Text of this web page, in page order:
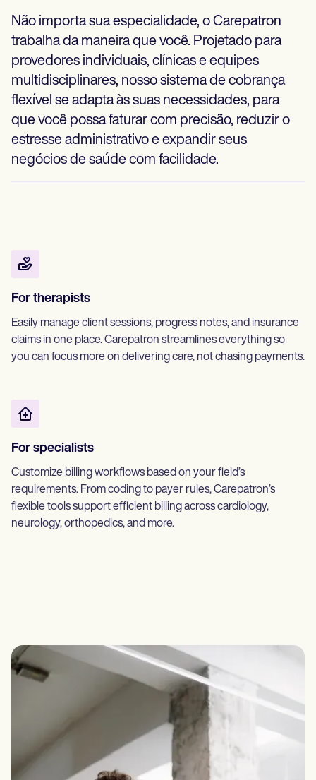
Não importa sua especialidade, o Carepatron
trabalha da maneira que você. Projetado para
provedores individuais, clínicas e equipes
multidisciplinares, nosso sistema de cobrança
flexível se adapta às suas necessidades, para
que você possa faturar com precisão, reduzir o
estresse administrativo e expandir seus
negócios de saúde com facilidade.
For therapists
Easily manage client sessions, progress notes, and insurance
claims in one place. Carepatron streamlines everything so
you can focus more on delivering care, not chasing payments.
For specialists
Customize billing workflows based on your field’s
requirements. From coding to payer rules, Carepatron’s
flexible tools support efficient billing across cardiology,
neurology, orthopedics, and more.